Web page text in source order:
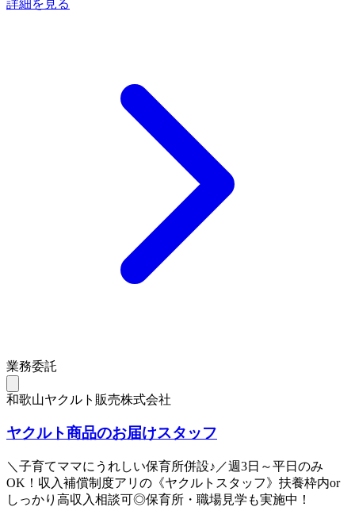
詳細を見る
業務委託
和歌山ヤクルト販売株式会社
ヤクルト商品のお届けスタッフ
＼子育てママにうれしい保育所併設♪／週3日～平日のみ
OK！収入補償制度アリの《ヤクルトスタッフ》扶養枠内or
しっかり高収入相談可◎保育所・職場見学も実施中！